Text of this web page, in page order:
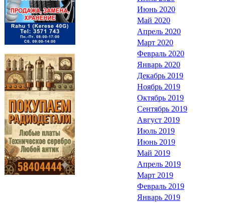
Июнь 2020
Май 2020
Апрель 2020
Март 2020
Февраль 2020
Январь 2020
Декабрь 2019
Ноябрь 2019
Октябрь 2019
Сентябрь 2019
Август 2019
Июль 2019
Июнь 2019
Май 2019
Апрель 2019
Март 2019
Февраль 2019
Январь 2019